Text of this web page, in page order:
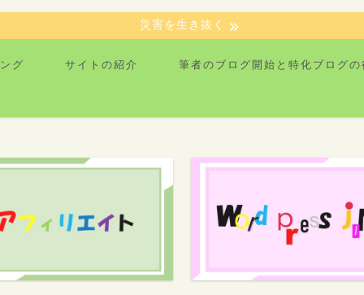
災害を生き抜く
グ サイトの紹介 筆者のブログ開始と特化ブログ